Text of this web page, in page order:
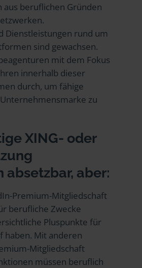
aus beruflichen Gründen
Dienstleistungen rund um
sind gewachsen.
mit dem Fokus
innerhalb dieser
durch, um fähige
zu
XING- oder
aber:
Premium-Mitgliedschaft
berufliche Zwecke
Pluspunkte für
haben. Mit anderen
Mitgliedschaft
müssen beruflich